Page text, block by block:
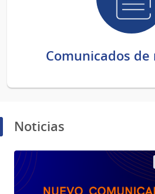
Comunicados de
Noticias